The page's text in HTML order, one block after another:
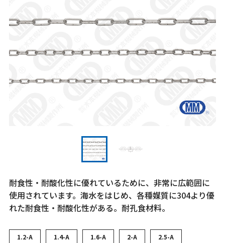
耐食性・耐酸化性に優れているために、非常に広範囲に
使用されています。海水をはじめ、各種媒質に304より優
れた耐食性・耐酸化性がある。耐孔食材料。
1.2-A 1.4-A 1.6-A 2-A 2.5-A